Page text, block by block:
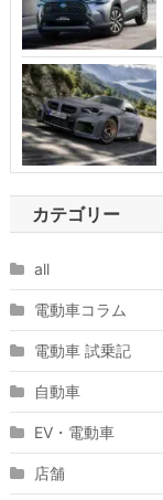
カテゴリー
all
電動車コラム
電動車 試乗記
自動車
EV・電動車
店舗